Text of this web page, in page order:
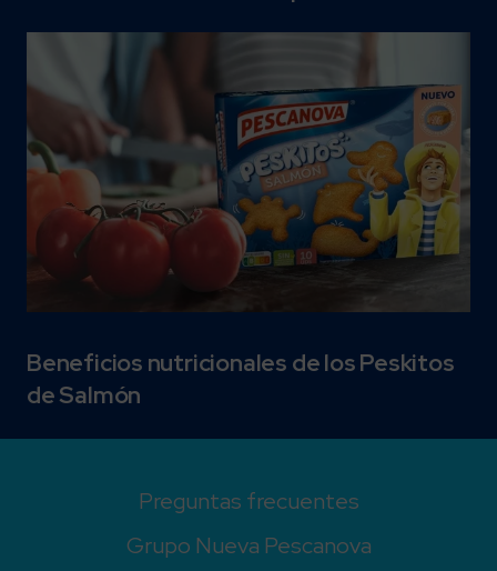
Beneficios nutricionales de los Peskitos
de Salmón
Preguntas frecuentes
Grupo Nueva Pescanova